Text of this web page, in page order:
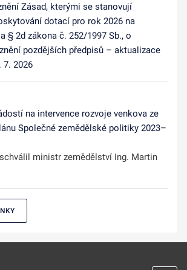
Zásad, kterými se stanovují
dotací pro rok 2026 na
§ 2d zákona č. 252/1997 Sb., o
pozdějších předpisů – aktualizace
7. 2026
na intervence rozvoje venkova ze
Společné zemědělské politiky 2023–
ministr zemědělství Ing. Martin